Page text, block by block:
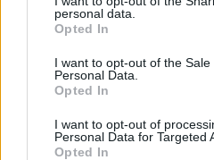
grant or deny consent to
use your data for below
consent section.
personal data.
Opted In
I want to opt-out of the Sale
Personal Data.
Opted In
I want to opt-out of
Personal Data for Targeted
Opted In
Nuevo giro en el caso
desvelan el informe